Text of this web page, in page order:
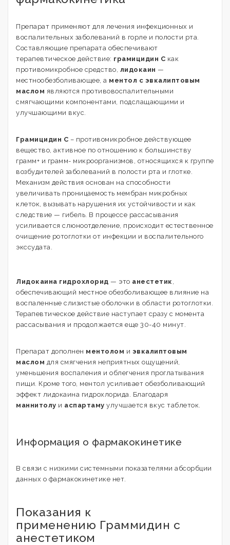
Препарат применяют для лечения инфекционных и
воспалительных заболеваний в горле и полости рта.
Составляющие препарата обеспечивают
терапевтическое действие: грамицидин С как
противомикробное средство, лидокаин —
местнообезболивающее, а ментол с эвкалиптовым
маслом являются противовоспалительными
смягчающими компонентами, подслащающими и
улучшающими вкус.
Грамицидин С – противомикробное действующее
вещество, активное по отношению к большинству
грамм+ и грамм- микроорганизмов, относящихся к группе
возбудителей заболеваний в полости рта и глотке.
Механизм действия основан на способности
увеличивать проницаемость мембран микробных
клеток, вызывать нарушения их устойчивости и как
следствие — гибель. В процессе рассасывания
усиливается слюноотделение, происходит естественное
очищение ротоглотки от инфекции и воспалительного
экссудата.
Лидокаина гидрохлорид — это анестетик
обеспечивающий местное обезболивающее влияние на
воспаленные слизистые оболочки в области ротоглотки.
Терапевтическое действие наступает сразу с момента
рассасывания и продолжается еще 30-40 минут.
Препарат дополнен ментолом и эвкалиптовым
маслом для смягчения неприятных ощущений,
уменьшения воспаления и облегчения проглатывания
пищи. Кроме того, ментол усиливает обезболивающий
эффект лидокаина гидрохлорида. Благодаря
маннитолу и аспартаму улучшается вкус таблеток.
Информация о фармакокинетике
В связи с низкими системными показателями абсорбции
данных о фармакокинетике нет.
Показания к
применению Граммидин с
анестетиком